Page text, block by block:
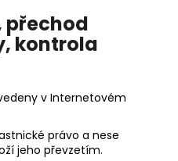
přechod
kontrola
v Internetovém
právo a nese
jeho převzetím.